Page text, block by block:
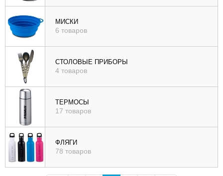
возр
убыв
МИСКИ
6 товаров
СТОЛОВЫЕ ПРИБОРЫ
4 товаров
ТЕРМОСЫ
17 товаров
ФЛЯГИ
78 товаров